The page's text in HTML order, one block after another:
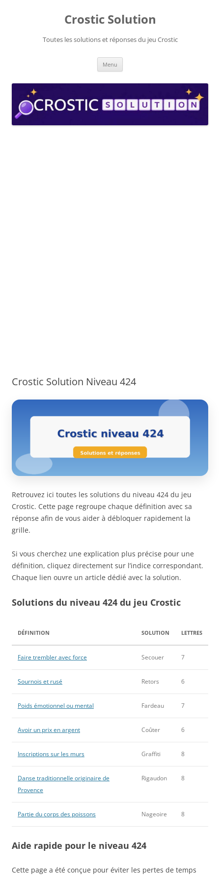
Crostic Solution
Toutes les solutions et réponses du jeu Crostic
Menu
Crostic Solution Niveau 424
Retrouvez ici toutes les solutions du niveau 424 du jeu
Crostic. Cette page regroupe chaque définition avec sa
réponse afin de vous aider à débloquer rapidement la
grille.
Si vous cherchez une explication plus précise pour une
définition, cliquez directement sur l’indice correspondant.
Chaque lien ouvre un article dédié avec la solution.
Solutions du niveau 424 du jeu Crostic
DÉFINITION SOLUTION LETTRES
Faire trembler avec force Secouer 7
Sournois et rusé Retors 6
Poids émotionnel ou mental Fardeau 7
Avoir un prix en argent Coûter 6
Inscriptions sur les murs Graffiti 8
Danse traditionnelle originaire de
Provence
Rigaudon 8
Partie du corps des poissons Nageoire 8
Aide rapide pour le niveau 424
Cette page a été conçue pour éviter les pertes de temps